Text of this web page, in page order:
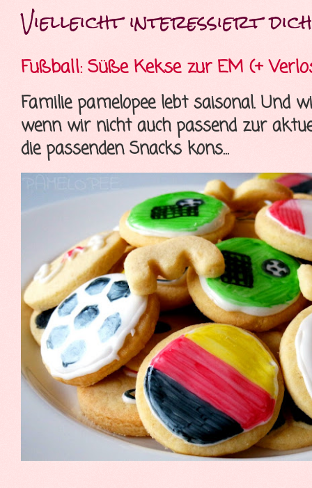
Vielleicht interessiert dich
Fußball: Süße Kekse zur EM (+
Familie pamelopee lebt saisonal. Und
wenn wir nicht auch passend zur
die passenden Snacks kons...